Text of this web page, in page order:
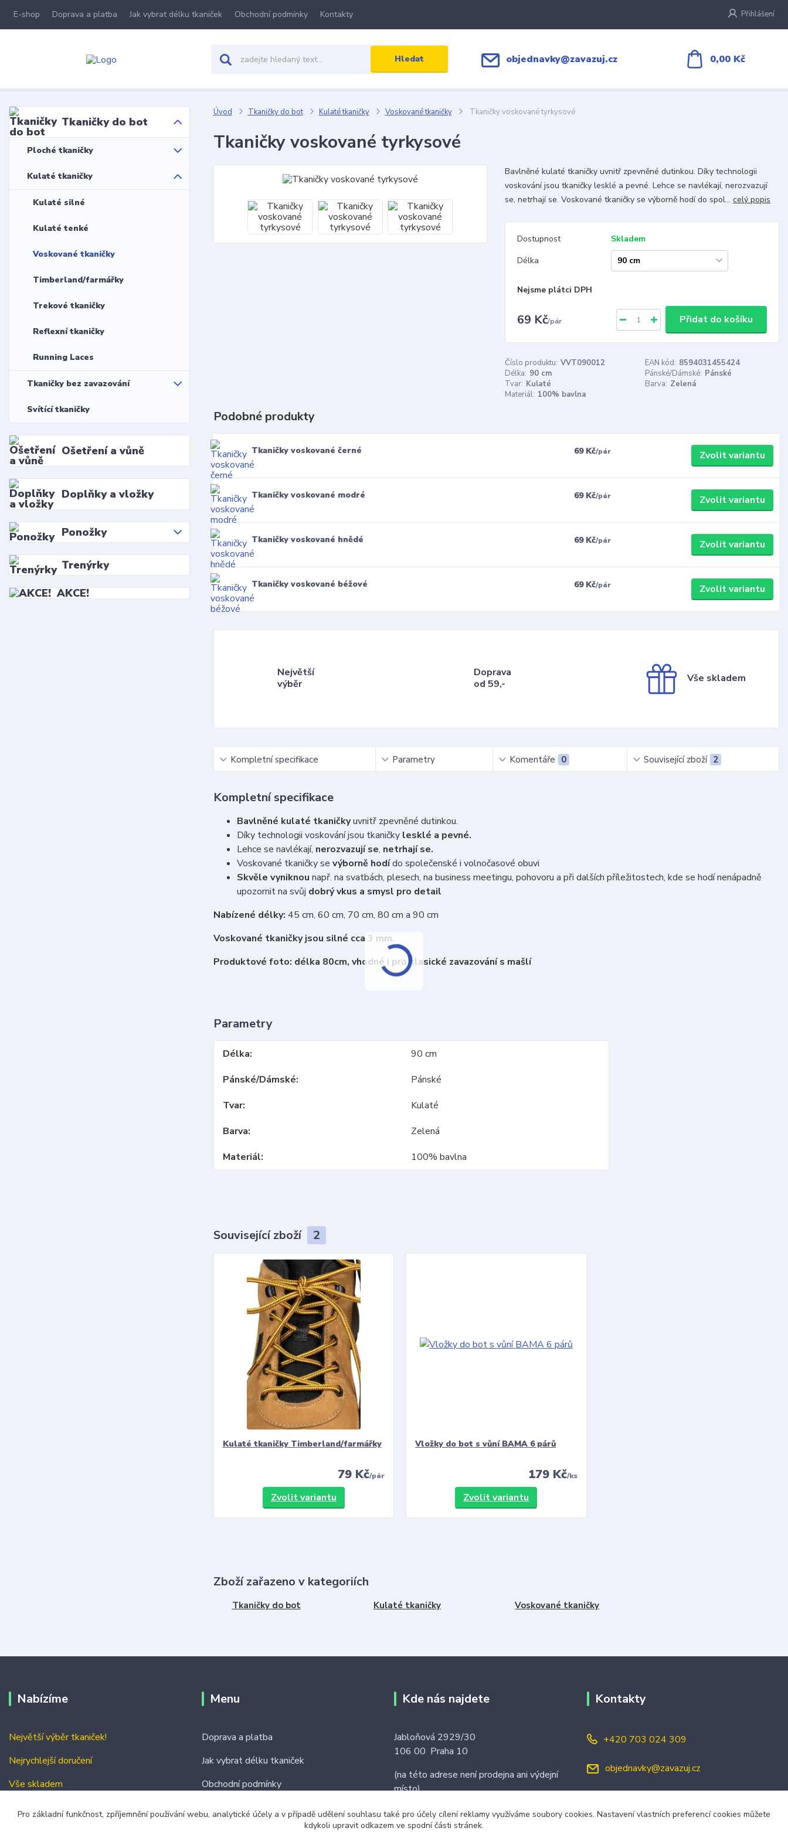
E-shop Doprava a platba Jak vybrat délku tkaniček Obchodní podmínky Kontakty Přihlášení
Hledat objednavky@zavazuj.cz 0,00 Kč
Tkaničky do bot
Ploché tkaničky
Kulaté tkaničky
Kulaté silné
Kulaté tenké
Voskované tkaničky
Timberland/farmářky
Trekové tkaničky
Reflexní tkaničky
Running Laces
Tkaničky bez zavazování
Svítící tkaničky
Ošetření a vůně
Doplňky a vložky
Ponožky
Trenýrky
AKCE!
Úvod Tkaničky do bot Kulaté tkaničky Voskované tkaničky Tkaničky voskované tyrkysové
Tkaničky voskované tyrkysové
Bavlněné kulaté tkaničky uvnitř zpevněné dutinkou. Díky technologii
voskování jsou tkaničky lesklé a pevné. Lehce se navlékají, nerozvazují
se, netrhají se. Voskované tkaničky se výborně hodí do spol...celý popis
Dostupnost
Skladem
Délka
Nejsme plátci DPH
69 Kč/pár Přidat do košíku
Číslo produktu: VVT090012 EAN kód: 8594031455424
Délka: 90 cm Pánské/Dámské: Pánské
Tvar: Kulaté Barva: Zelená
Materiál: 100% bavlna
Podobné produkty
Tkaničky voskované černé 69 Kč/pár Zvolit variantu
Tkaničky voskované modré 69 Kč/pár Zvolit variantu
Tkaničky voskované hnědé 69 Kč/pár Zvolit variantu
Tkaničky voskované béžové 69 Kč/pár Zvolit variantu
Největší
výběr
Doprava
od 59,-
Vše skladem
Kompletní specifikace Parametry Komentáře 0 Související zboží 2
Kompletní specifikace
Bavlněné kulaté tkaničkyuvnitř zpevněné dutinkou.
Díky technologii voskování jsou tkaničky lesklé a pevné.
Lehce se navlékají, nerozvazují se, netrhají se.
Voskované tkaničky se výborně hodído společenské i volnočasové obuvi
Skvěle vyniknou např. na svatbách, plesech, na business meetingu, pohovoru a při dalších příležitostech, kde se hodí nenápadně
upozornit na svůj dobrý vkus a smysl pro detail
Nabízené délky: 45 cm, 60 cm, 70 cm, 80 cm a 90 cm
Voskované tkaničky jsou silné cca 3 mm.
Produktové foto: délka 80cm, vhodné i pro klasické zavazování s mašlí
Parametry
Délka
90 cm
Pánské/Dámské
Pánské
Tvar
Kulaté
Barva
Zelená
Materiál
100% bavlna
Související zboží 2
Kulaté tkaničky Timberland/farmářky
79 Kč/pár
Zvolit variantu
Vložky do bot s vůní BAMA 6 párů
179 Kč/ks
Zvolit variantu
Zboží zařazeno v kategoriích
Tkaničky do bot Kulaté tkaničky Voskované tkaničky
Nabízíme
Největší výběr tkaniček!
Nejrychlejší doručení
Vše skladem
Menu
Doprava a platba
Jak vybrat délku tkaniček
Obchodní podmínky
Kde nás najdete
Jabloňová 2929/30
106 00 Praha 10
(na této adrese není prodejna ani výdejní
místo)
Kontakty
+420 703 024 309
objednavky@zavazuj.cz
Pro základní funkčnost, zpříjemnění používání webu, analytické účely a v případě udělení souhlasu také pro účely cílení reklamy využíváme soubory cookies. Nastavení vlastních preferencí cookies můžete
kdykoli upravit odkazem ve spodní části stránek.